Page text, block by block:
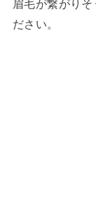
眉毛が繋がり
ださい。